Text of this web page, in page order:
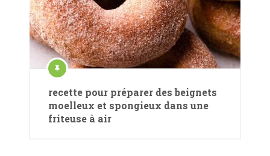
recette pour préparer des beignets
moelleux et spongieux dans une
friteuse à air